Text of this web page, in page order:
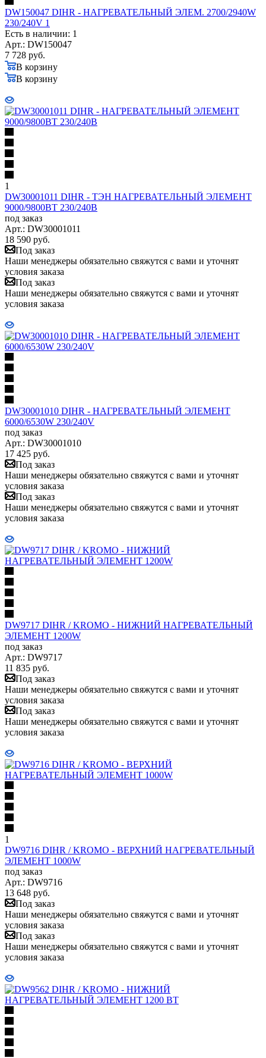
DW150047 DIHR - НАГРЕВАТЕЛЬНЫЙ ЭЛЕМ. 2700/2940W
230/240V 1
Есть в наличии: 1
Арт.: DW150047
7 728 руб.
В корзину
В корзину
1
DW30001011 DIHR - ТЭН НАГРЕВАТЕЛЬНЫЙ ЭЛЕМЕНТ
9000/9800ВТ 230/240В
под заказ
Арт.: DW30001011
18 590 руб.
Под заказ
Наши менеджеры обязательно свяжутся с вами и уточнят
условия заказа
Под заказ
Наши менеджеры обязательно свяжутся с вами и уточнят
условия заказа
DW30001010 DIHR - НАГРЕВАТЕЛЬНЫЙ ЭЛЕМЕНТ
6000/6530W 230/240V
под заказ
Арт.: DW30001010
17 425 руб.
Под заказ
Наши менеджеры обязательно свяжутся с вами и уточнят
условия заказа
Под заказ
Наши менеджеры обязательно свяжутся с вами и уточнят
условия заказа
DW9717 DIHR / KROMO - НИЖНИЙ НАГРЕВАТЕЛЬНЫЙ
ЭЛЕМЕНТ 1200W
под заказ
Арт.: DW9717
11 835 руб.
Под заказ
Наши менеджеры обязательно свяжутся с вами и уточнят
условия заказа
Под заказ
Наши менеджеры обязательно свяжутся с вами и уточнят
условия заказа
1
DW9716 DIHR / KROMO - ВЕРХНИЙ НАГРЕВАТЕЛЬНЫЙ
ЭЛЕМЕНТ 1000W
под заказ
Арт.: DW9716
13 648 руб.
Под заказ
Наши менеджеры обязательно свяжутся с вами и уточнят
условия заказа
Под заказ
Наши менеджеры обязательно свяжутся с вами и уточнят
условия заказа